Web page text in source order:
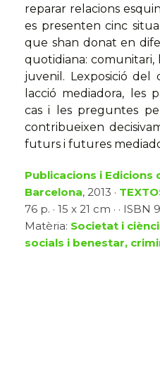
reparar relacions
es presenten cinc
que shan donat en
quotidiana: comunitari,
juvenil. Lexposició
lacció mediadora, les
cas i les preguntes
contribueixen
futurs i futures
Publicacions i Edicions
Barcelona, 2013 ·
76 p. · 15 x 21 cm · ·
Matèria: Societat i
socials i benestar,